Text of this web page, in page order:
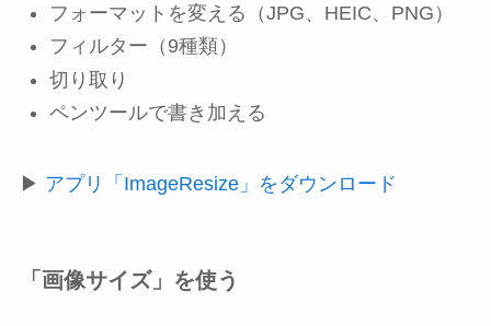
フォーマットを変える（JPG、HEIC、PNG）
フィルター（9種類）
切り取り
ペンツールで書き加える
▶ アプリ「ImageResize」をダウンロード
「画像サイズ」を使う